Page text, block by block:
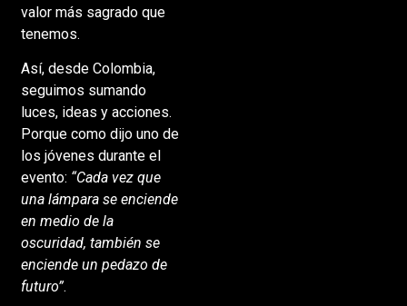
valor más sagrado que
tenemos.
Así, desde Colombia,
seguimos sumando
luces, ideas y acciones.
Porque como dijo uno de
los jóvenes durante el
evento: “Cada vez que
una lámpara se enciende
en medio de la
oscuridad, también se
enciende un pedazo de
futuro”.